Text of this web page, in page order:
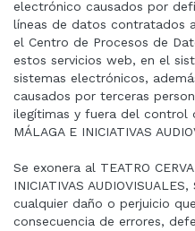
electrónico causados por
líneas de datos contratados
el Centro de Procesos de
estos servicios web, en el
sistemas electrónicos,
causados por terceras
ilegítimas y fuera del control
MÁLAGA E INICIATIVAS
Se exonera al TEATRO
INICIATIVAS
cualquier daño o perjuicio
consecuencia de errores,